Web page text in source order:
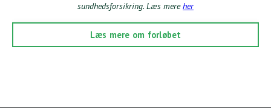
sundhedsforsikring. Læs mereher
Læs mere om forløbet